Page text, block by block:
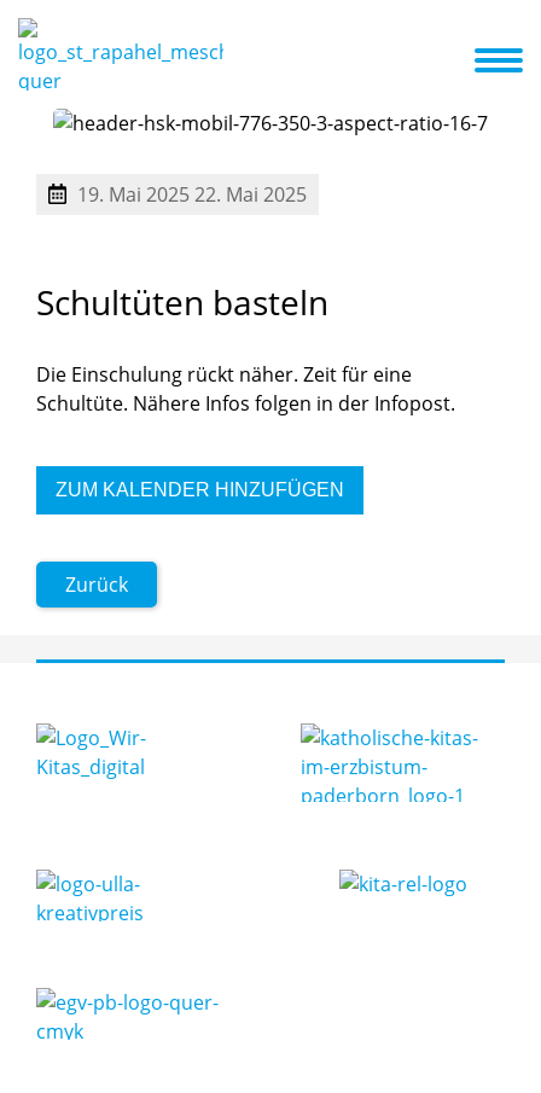
Kita ABC
19. Mai 202522. Mai 2025
Schultüten basteln
Die Einschulung rückt näher. Zeit für eine
Schultüte. Nähere Infos folgen in der Infopost.
ZUM KALENDER HINZUFÜGEN
Zurück